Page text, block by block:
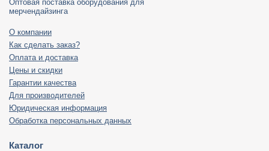
Оптовая поставка оборудования для
мерчендайзинга
О компании
Как сделать заказ?
Оплата и доставка
Цены и скидки
Гарантии качества
Для производителей
Юридическая информация
Обработка персональных данных
Каталог